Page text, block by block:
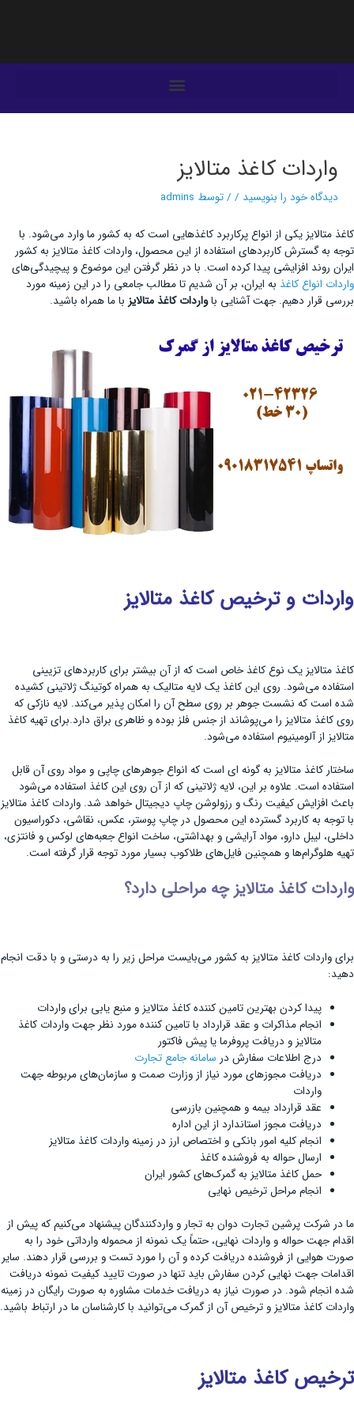
واردات کاغذ متالایز
دیدگاه‌ خود را بنویسید / / توسط admins
کاغذ متالایز یکی از انواع پرکاربرد کاغذ‌هایی است که به کشور ما وارد می‌شود. با
توجه به گسترش کاربرد‌های استفاده از این محصول، واردات کاغذ متالایز به کشور
ایران روند افزایشی پیدا کرده است. با در نظر گرفتن این موضوع و پیچیدگی‌های
واردات انواع کاغذ به ایران، بر آن شدیم تا مطالب جامعی را در این زمینه مورد
بررسی قرار دهیم. جهت آشنایی باواردات کاغذ متالایز با ما همراه باشید.
واردات و ترخیص کاغذ متالایز
کاغذ متالایز یک نوع کاغذ خاص است که از آن بیشتر برای کاربردهای تزیینی
استفاده می‌شود. روی این کاغذ یک لایه متالیک به همراه کوتینگ ژلاتینی کشیده
شده است که نشست جوهر بر روی سطح آن را امکان پذیر می‌کند. لایه نازکی که
روی کاغذ متالایز را می‌پوشاند از جنس فلز بوده و ظاهری براق دارد.برای تهیه کاغذ
متالایز از آلومینیوم استفاده می‌شود.
ساختار کاغذ متالایز به گونه ای است که انواع جوهر‌های چاپی و مواد روی آن قابل
استفاده است. علاوه بر این، لایه ژلاتینی که از آن روی این کاغذ استفاده می‌شود
باعث افزایش کیفیت رنگ و رزولوشن چاپ دیجیتال خواهد شد. واردات کاغذ متالایز
با توجه به کاربرد گسترده این محصول در چاپ پوستر، عکس، نقاشی، دکوراسیون
داخلی، لیبل دارو، مواد آرایشی و بهداشتی، ساخت انواع جعبه‌های لوکس و فانتزی،
تهیه هلوگرام‌ها و همچنین فایل‌های طلاکوب بسیار مورد توجه قرار گرفته است.
واردات کاغذ متالایز چه مراحلی دارد؟
برای واردات کاغذ متالایز به کشور می‌بایست مراحل زیر را به درستی و با دقت انجام
دهید:
پیدا کردن بهترین تامین کننده کاغذ متالایز و منبع یابی برای واردات
انجام مذاکرات و عقد قرارداد با تامین کننده مورد نظر جهت واردات کاغذ
متالایز و دریافت پروفرما یا پیش فاکتور
درج اطلاعات سفارش در سامانه جامع تجارت
دریافت مجوز‌های مورد نیاز از وزارت صمت و سازمان‌های مربوطه جهت
واردات
عقد قرارداد بیمه و همچنین بازرسی
دریافت مجوز استاندارد از این اداره
انجام کلیه امور بانکی و اختصاص ارز در زمینه واردات کاغذ متالایز
ارسال حواله به فروشنده کاغذ
حمل کاغذ متالایز به گمرک‌های کشور ایران
انجام مراحل ترخیص نهایی
ما در شرکت پرشین تجارت دوان به تجار و واردکنندگان پیشنهاد می‌کنیم که پیش از
اقدام جهت حواله و واردات نهایی، حتماً یک نمونه از محموله وارداتی خود را به
صورت هوایی از فروشنده دریافت کرده و آن را مورد تست و بررسی قرار دهند. سایر
اقدامات جهت نهایی کردن سفارش باید تنها در صورت تایید کیفیت نمونه دریافت
شده انجام شود. در صورت نیاز به دریافت خدمات مشاوره به صورت رایگان در زمینه
واردات کاغذ متالایز و ترخیص آن از گمرک می‌توانید با کارشناسان ما در ارتباط باشید.
ترخیص کاغذ متالایز